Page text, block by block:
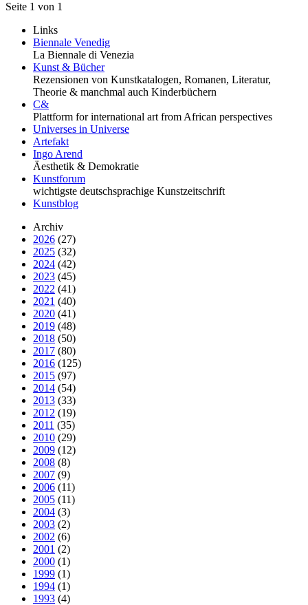
Seite 1 von 1
Links
Biennale Venedig
La Biennale di Venezia
Kunst & Bücher
Rezensionen von Kunstkatalogen, Romanen, Literatur,
Theorie & manchmal auch Kinderbüchern
C&
Plattform for international art from African perspectives
Universes in Universe
Artefakt
Ingo Arend
Äesthetik & Demokratie
Kunstforum
wichtigste deutschsprachige Kunstzeitschrift
Kunstblog
Archiv
2026 (27)
2025 (32)
2024 (42)
2023 (45)
2022 (41)
2021 (40)
2020 (41)
2019 (48)
2018 (50)
2017 (80)
2016 (125)
2015 (97)
2014 (54)
2013 (33)
2012 (19)
2011 (35)
2010 (29)
2009 (12)
2008 (8)
2007 (9)
2006 (11)
2005 (11)
2004 (3)
2003 (2)
2002 (6)
2001 (2)
2000 (1)
1999 (1)
1994 (1)
1993 (4)